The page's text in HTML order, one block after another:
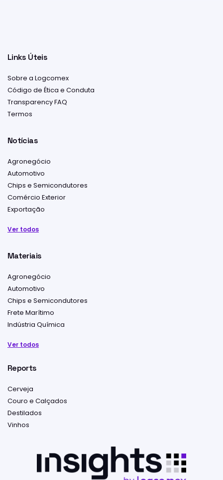
Links Úteis
Sobre a Logcomex
Código de Ética e Conduta
Transparency FAQ
Termos
Notícias
Agronegócio
Automotivo
Chips e Semicondutores
Comércio Exterior
Exportação
Ver todos
Materiais
Agronegócio
Automotivo
Chips e Semicondutores
Frete Marítimo
Indústria Química
Ver todos
Reports
Cerveja
Couro e Calçados
Destilados
Vinhos